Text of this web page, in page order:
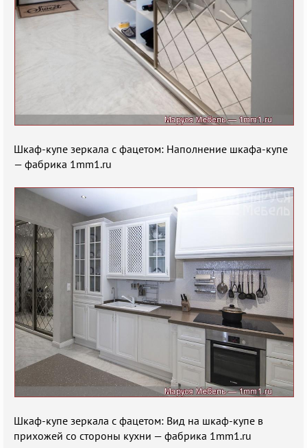
Шкаф-купе зеркала с фацетом: Наполнение шкафа-купе
— фабрика 1mm1.ru
Шкаф-купе зеркала с фацетом: Вид на шкаф-купе в
прихожей со стороны кухни — фабрика 1mm1.ru